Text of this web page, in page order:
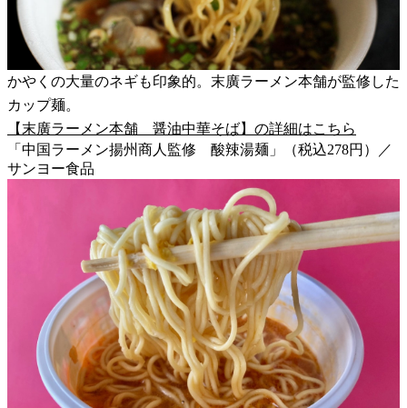
かやくの大量のネギも印象的。末廣ラーメン本舗が監修した
カップ麺。
【末廣ラーメン本舗 醤油中華そば】の詳細はこちら
「中国ラーメン揚州商人監修 酸辣湯麺」（税込278円）／
サンヨー食品